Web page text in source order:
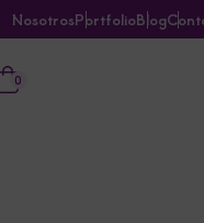
NosotrosPortfolioBlog
0